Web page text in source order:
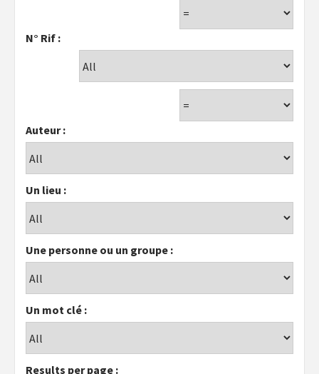
N° Rif :
Auteur :
Un lieu :
Une personne ou un groupe :
Un mot clé :
Results per page :